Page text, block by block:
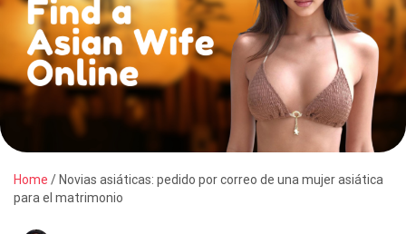
Home / Novias asiáticas: pedido por correo de una mujer asiática
para el matrimonio